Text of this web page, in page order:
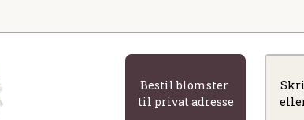
Bestil blomster
til privat adresse